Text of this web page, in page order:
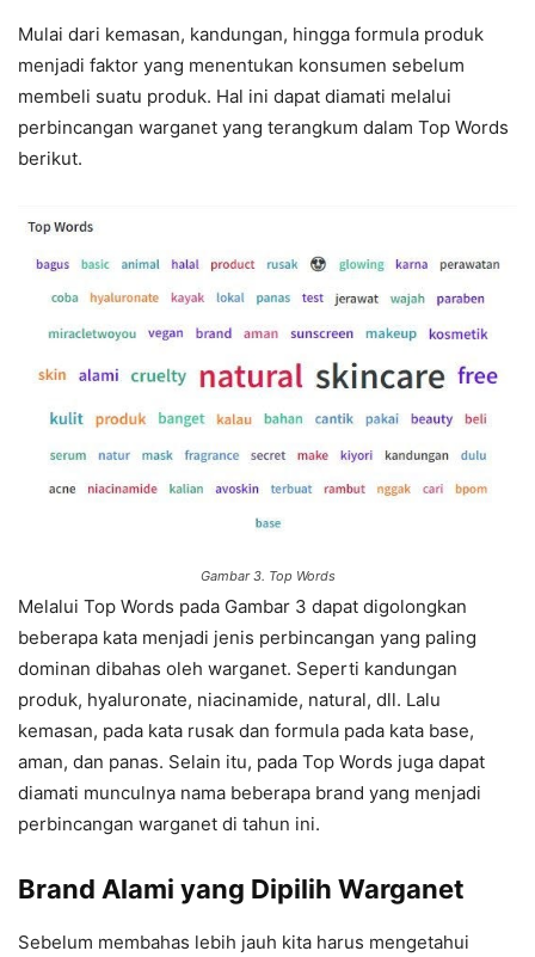
Mulai dari kemasan, kandungan, hingga formula produk
menjadi faktor yang menentukan konsumen sebelum
membeli suatu produk. Hal ini dapat diamati melalui
perbincangan warganet yang terangkum dalam Top Words
berikut.
Gambar 3. Top Words
Melalui Top Words pada Gambar 3 dapat digolongkan
beberapa kata menjadi jenis perbincangan yang paling
dominan dibahas oleh warganet. Seperti kandungan
produk, hyaluronate, niacinamide, natural, dll. Lalu
kemasan, pada kata rusak dan formula pada kata base,
aman, dan panas. Selain itu, pada Top Words juga dapat
diamati munculnya nama beberapa brand yang menjadi
perbincangan warganet di tahun ini.
Brand Alami yang Dipilih Warganet
Sebelum membahas lebih jauh kita harus mengetahui